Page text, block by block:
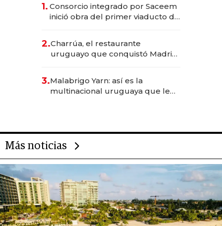
1. Consorcio integrado por Saceem
inició obra del primer viaducto de
millones
2.Charrúa, el restaurante
uruguayo que conquistó Madrid:
anticipación y prepara apertura
3.Malabrigo Yarn: así es la
multinacional uruguaya que le
Más noticias